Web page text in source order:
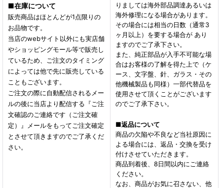
■在庫について
販売商品はほとんどが1点限りの
お品物です。
当店のwebサイト以外にも実店舗
やショッピングモール等で販売し
ているため、ご注文のタイミング
によっては他で先に販売している
こともございます。
ご注文の際に自動配信されるメー
ルの後に当店より配信する『ご注
文確認のご連絡です（ご注文確
定）』メールをもってご注文確定
とさせて頂きますのでご了承くだ
さい。
りましては海外部品調達あるいは
海外修理になる場合があります。
その場合には相当の日数（通常3
ヶ月以上）を要する場合が あり
ますのでご了承下さい。
また、純正部品が入手不可能な場
合はお客様の了解を得た上で（ケ
ース、文字盤、針、ガラス・その
他機械製品も同様）一部代替品を
使用させて頂くことがございます
のでご了承下さい。
■返品について
商品の欠陥や不良など当社原因に
よる場合には、返品・交換を受け
付けさせていただきます。
商品到着後、8日間以内にご連絡
ください。
なお、商品がお気に召さない、他